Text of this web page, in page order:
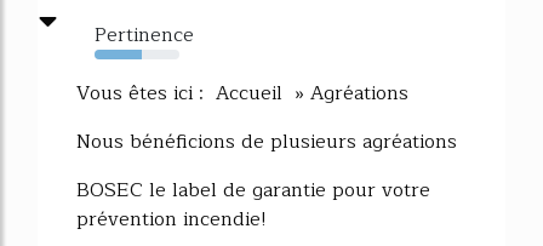
Pertinence
55%
Vous êtes ici : Accueil » Agréations
Nous bénéficions de plusieurs agréations
BOSEC le label de garantie pour votre
prévention incendie!